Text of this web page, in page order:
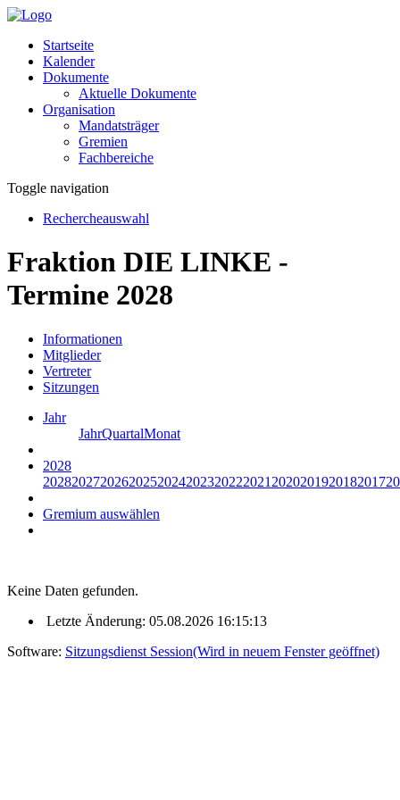
Startseite
Kalender
Dokumente
Aktuelle Dokumente
Organisation
Mandatsträger
Gremien
Fachbereiche
Toggle navigation
Rechercheauswahl
Fraktion DIE LINKE -
Termine 2028
Informationen
Mitglieder
Vertreter
Sitzungen
Jahr
JahrQuartalMonat
2028
20282027202620252024202320222021 2020201920182017
Gremium auswählen
Keine Daten gefunden.
Letzte Änderung: 05.08.2026 16:15:13
Software: Sitzungsdienst Session(Wird in neuem Fenster geöffnet)